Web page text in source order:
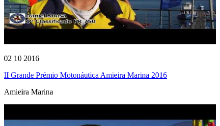
02 10 2016
II Grande Prémio Motonáutica Amieira Marina 2016
Amieira Marina